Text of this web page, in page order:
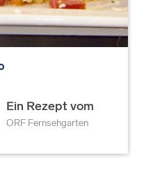
Ein Rezept vom
ORF Fernsehgarten